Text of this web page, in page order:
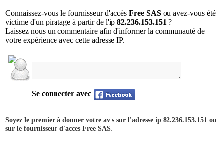
Connaissez-vous le fournisseur d'accès Free SAS ou avez-vous été
victime d'un piratage à partir de l'ip 82.236.153.151 ?
Laissez nous un commentaire afin d'informer la communauté de
votre expérience avec cette adresse IP.
Se connecter avec
Soyez le premier à donner votre avis sur l'adresse ip 82.236.153.151 ou
sur le fournisseur d'acces Free SAS.